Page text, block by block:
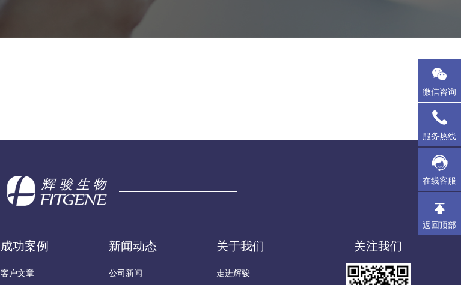
成功案例
客户文章
新闻动态
公司新闻
关于我们
走进辉骏
关注我们
微信咨询
服务热线
在线客服
返回顶部